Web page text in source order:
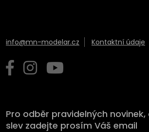
info@mn-modelar.cz Kontaktní údaje
Pro odběr pravidelných
slev zadejte prosím Váš email